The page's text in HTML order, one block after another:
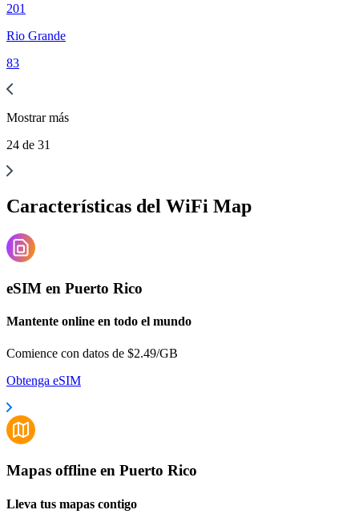
201
Rio Grande
83
Mostrar más
24 de 31
Características del WiFi Map
eSIM en Puerto Rico
Mantente online en todo el mundo
Comience con datos de $2.49/GB
Obtenga eSIM
Mapas offline en Puerto Rico
Lleva tus mapas contigo